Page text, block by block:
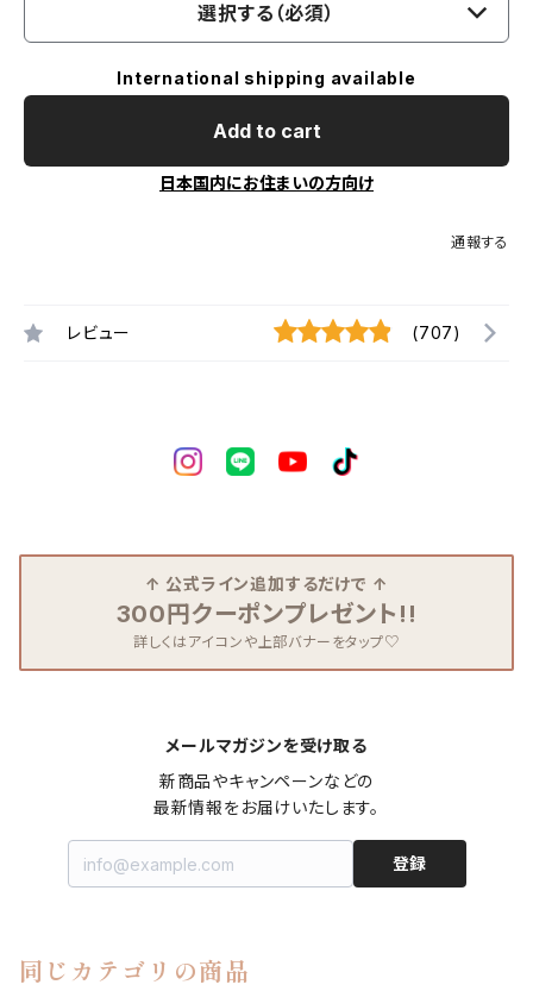
選択する（必須）
International shipping available
Add to cart
日本国内にお住まいの方向け
通報する
レビュー (707)
↑ 公式ライン追加するだけで ↑
300円クーポンプレゼント!!
詳しくはアイコンや上部バナーをタップ♡
メールマガジンを受け取る
新商品やキャンペーンなどの
最新情報をお届けいたします。
登録
同じカテゴリの商品